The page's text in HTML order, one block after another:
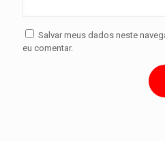
Salvar meus dados neste
eu comentar.